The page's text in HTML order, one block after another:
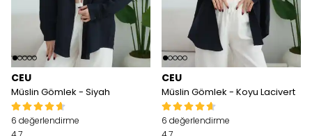
CEU
Müslin Gömlek - Siyah
6 değerlendirme
CEU
Müslin Gömlek - Koyu Lacivert
6 değerlendirme